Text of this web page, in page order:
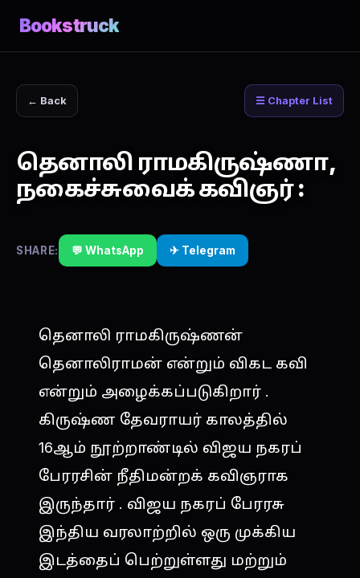
Bookstruck
← Back ☰ Chapter List
தெனாலி ராமகிருஷ்ணா,
நகைச்சுவைக் கவிஞர் :
SHARE: 💬 WhatsApp ✈ Telegram
தெனாலி ராமகிருஷ்ணன்
தெனாலிராமன் என்றும் விகட கவி
என்றும் அழைக்கப்படுகிறார் .
கிருஷ்ண தேவராயர் காலத்தில்
16ஆம் நூற்றாண்டில் விஜய நகரப்
பேரரசின் நீதிமன்றக் கவிஞராக
இருந்தார் . விஜய நகரப் பேரரசு
இந்திய வரலாற்றில் ஒரு முக்கிய
இடத்தைப் பெற்றுள்ளது மற்றும்